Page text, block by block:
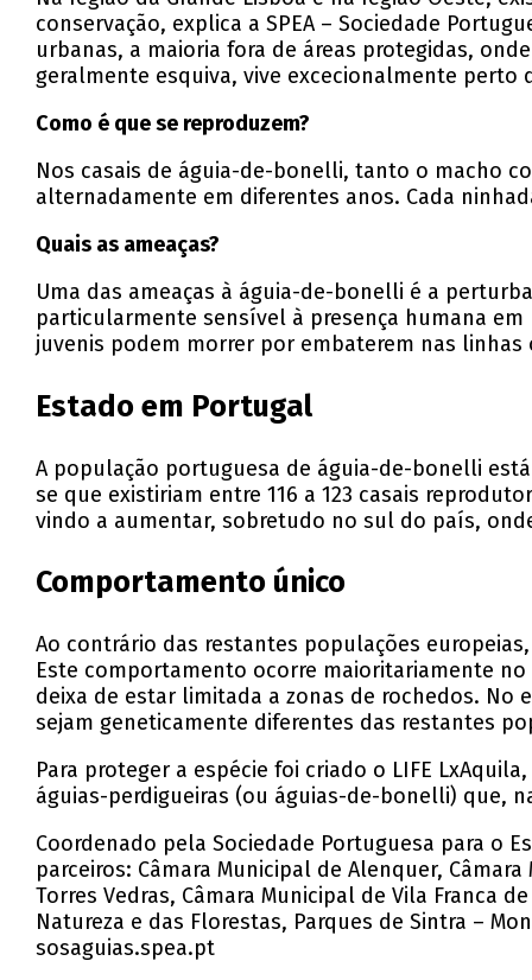
conservação, explica aSPEA – Sociedade
urbanas, a maioria fora de áreas protegidas,
geralmente esquiva, vive excecionalmente perto
Como é que se reproduzem?
Nos casais de águia-de-bonelli, tanto o macho
alternadamente em diferentes anos. Cada
Quais as ameaças?
Uma das ameaças à águia-de-bonelli é a
particularmente sensível à presença humana
juvenis podem morrer por embaterem nas
Estado em Portugal
A população portuguesa de águia-de-bonelli
se que existiriam entre 116 a 123 casais
vindo a aumentar, sobretudo no sul do país,
Comportamento único
Ao contrário das restantes populações
Este comportamento ocorre maioritariamente
deixa de estar limitada a zonas de rochedos. No
sejam geneticamente diferentes das restantes
Para proteger a espécie foi criado o LIFE
águias-perdigueiras (ou águias-de-bonelli) que,
Coordenado pela Sociedade Portuguesa para o
parceiros: Câmara Municipal de Alenquer,
Torres Vedras, Câmara Municipal de Vila Franca
Natureza e das Florestas, Parques de Sintra –
sosaguias.spea.pt